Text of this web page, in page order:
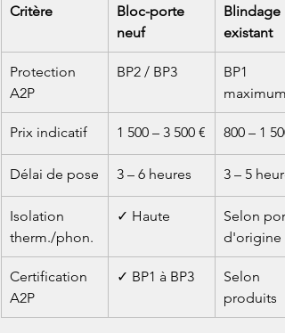
Critère
Bloc-porte
neuf
Blindage
existant
Protection
A2P
BP2 / BP3
BP1
maximum
Prix indicatif 1 500 – 3 500 € 800 – 1
Délai de pose 3 – 6 heures 3 – 5
Isolation
therm./phon.
✓ Haute
Selon
d'origine
Certification
A2P
✓ BP1 à BP3
Selon
produits